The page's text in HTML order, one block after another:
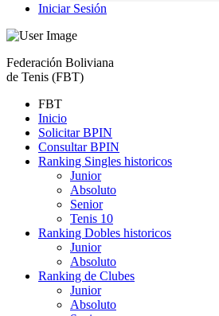
Iniciar Sesión
Federación Boliviana
de Tenis (FBT)
FBT
Inicio
Solicitar BPIN
Consultar BPIN
Ranking Singles historicos
Junior
Absoluto
Senior
Tenis 10
Ranking Dobles historicos
Junior
Absoluto
Ranking de Clubes
Junior
Absoluto